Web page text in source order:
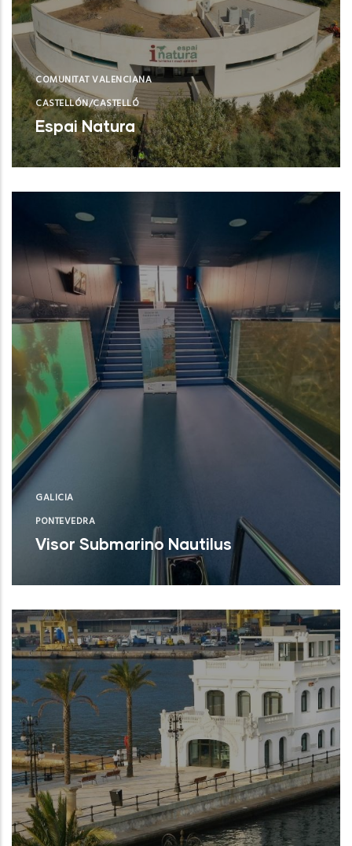
COMUNITAT VALENCIANA
CASTELLÓN/CASTELLÓ
Espai Natura
Torreblanca (Castelló/Castellón)
GALICIA
PONTEVEDRA
Visor Submarino Nautilus
Autoridad Portuaria de Vigo (Pontevedra)
NUEVO